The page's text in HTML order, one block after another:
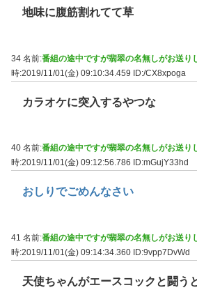
地味に腹筋割れてて草
34 名前:番組の途中ですが翡翠の名無しがお送り
時:2019/11/01(金) 09:10:34.459 ID:/CX8xpoga
カラオケに突入するやつな
40 名前:番組の途中ですが翡翠の名無しがお送り
時:2019/11/01(金) 09:12:56.786
ID:mGujY33hd
おしりでごめんなさい
41 名前:番組の途中ですが翡翠の名無しがお送り
時:2019/11/01(金) 09:14:34.360 ID:9vpp7DvWd
天使ちゃんがエースコックと闘う